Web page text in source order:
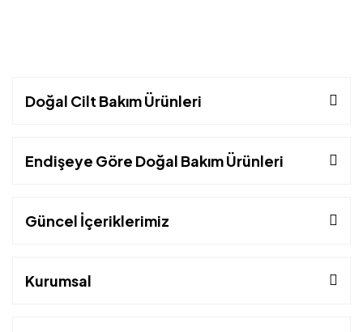
Doğal Cilt Bakım Ürünleri
Endişeye Göre Doğal Bakım Ürünleri
Güncel İçeriklerimiz
Kurumsal